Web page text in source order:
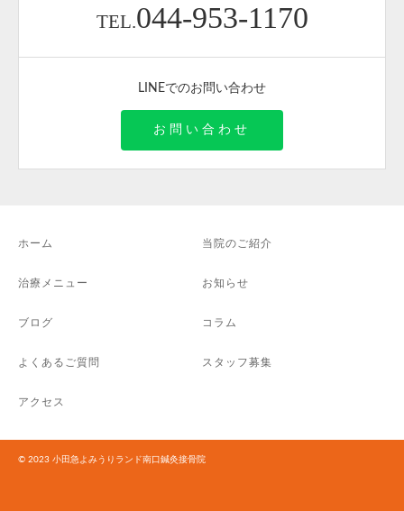
TEL.044-953-1170
LINEでのお問い合わせ
お問い合わせ
ホーム 当院のご紹介
治療メニュー お知らせ
ブログ コラム
よくあるご質問 スタッフ募集
アクセス
© 2023 小田急よみうりランド南口鍼灸接骨院